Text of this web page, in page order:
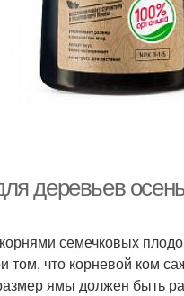
деревьев
семечковых
том, что корневой ком
ямы должен быть